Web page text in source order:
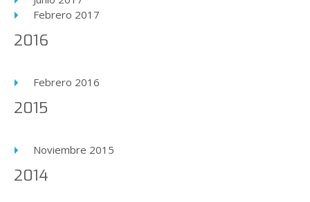
Febrero 2017
2016
Febrero 2016
2015
Noviembre 2015
2014